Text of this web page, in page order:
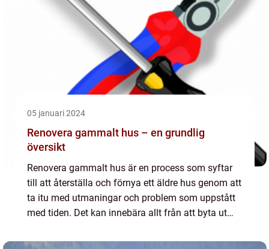
05 januari 2024
Renovera gammalt hus – en grundlig
översikt
Renovera gammalt hus är en process som syftar
till att återställa och förnya ett äldre hus genom att
ta itu med utmaningar och problem som uppstått
med tiden. Det kan innebära allt från att byta ut
och...